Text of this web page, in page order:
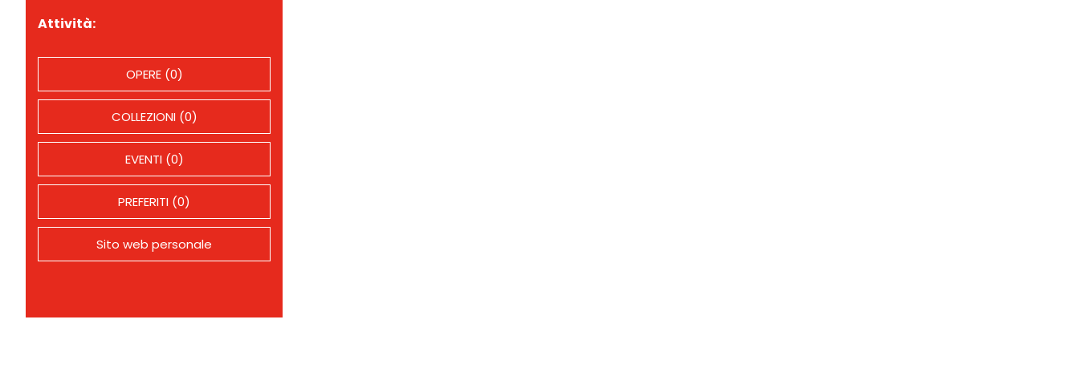
Attività:
OPERE (0)
COLLEZIONI (0)
EVENTI (0)
PREFERITI (0)
Sito web personale